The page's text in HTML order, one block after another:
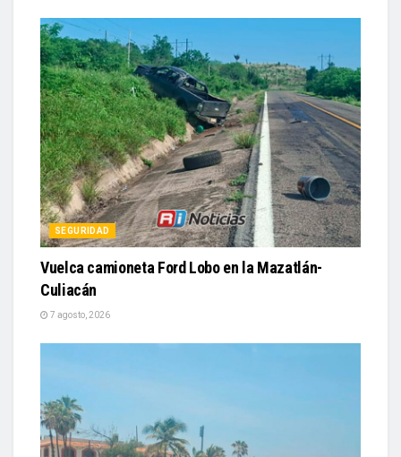
SEGURIDAD
Vuelca camioneta Ford Lobo en la Mazatlán-
Culiacán
7 agosto, 2026